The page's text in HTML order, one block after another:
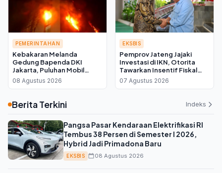
PEMERINTAHAN
Kebakaran Melanda
Gedung Bapenda DKI
Jakarta, Puluhan Mobil
Damkar Dikerahkan ke
Lokasi
08 Agustus 2026
EKSBIS
Pemprov Jateng Jajaki
Investasi di IKN, Otorita
Tawarkan Insentif Fiskal
bagi Daerah Mitra
07 Agustus 2026
Berita Terkini Indeks
Pangsa Pasar Kendaraan Elektrifikasi RI
Tembus 38 Persen di Semester I 2026,
Hybrid Jadi Primadona Baru
EKSBIS 08 Agustus 2026